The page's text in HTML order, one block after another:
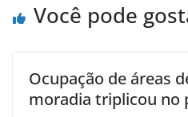
Você pode
Ocupação de áreas
moradia triplicou no